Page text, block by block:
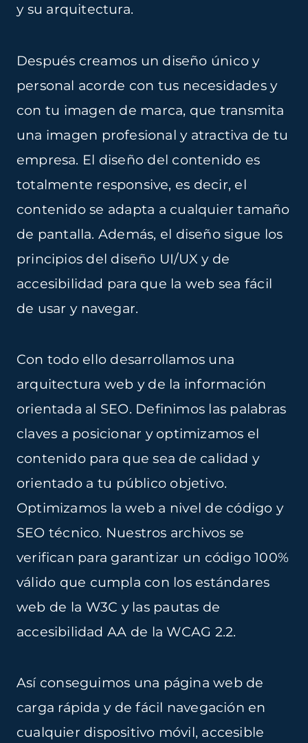
y su arquitectura.
Después creamos un diseño único y
personal acorde con tus necesidades y
con tu imagen de marca, que transmita
una imagen profesional y atractiva de tu
empresa. El diseño del contenido es
totalmente responsive, es decir, el
contenido se adapta a cualquier tamaño
de pantalla. Además, el diseño sigue los
principios del diseño UI/UX y de
accesibilidad para que la web sea fácil
de usar y navegar.
Con todo ello desarrollamos una
arquitectura web y de la información
orientada al SEO. Definimos las palabras
claves a posicionar y optimizamos el
contenido para que sea de calidad y
orientado a tu público objetivo.
Optimizamos la web a nivel de código y
SEO técnico. Nuestros archivos se
verifican para garantizar un código 100%
válido que cumpla con los estándares
web de la W3C y las pautas de
accesibilidad AA de laWCAG 2.2.
Así conseguimos una página web de
carga rápida y de fácil navegación en
cualquier dispositivo móvil, accesible